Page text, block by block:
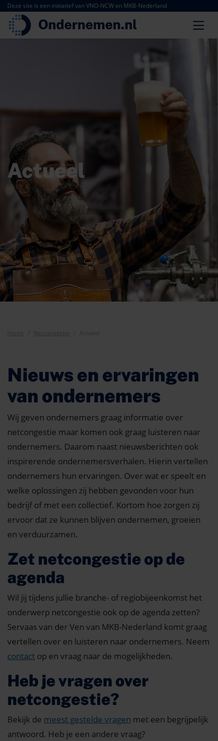
Deze site is een initiatief van VNO-NCW en MKB-Nederland
Actueel
Nieuws en ervaringen
van ondernemers
Wij geven ondernemers graag informatie over
netcongestie maar komen ook graag luisteren naar
ondernemers. Daarom naast nieuwsberichten ook
inspirerende ondernemersverhalen. Hierin vertellen
ondernemers hun ervaringen. Over wat er speelt en
welke oplossingen zij hebben gevonden voor hun
bedrijf of met een collectief. Kortom hoe zorgen zij
ervoor dat ze kunnen blijven ondernemen, groeien
en verduurzamen.
Zet netcongestie op de
agenda
Wil jij tijdens jullie branche- of regiobijeenkomst het
onderwerp netcongestie ook op de agenda zetten?
Servaas van der Ven van MKB-Nederland komt graag
vertellen over en luisteren naar ondernemers. Neem
contact op en vraag naar de mogelijkheden.
Heb je vragen over
netcongestie?
Bekijk de meest gestelde vragen met een begrijpelijk
antwoord. Heb je een andere vraag?